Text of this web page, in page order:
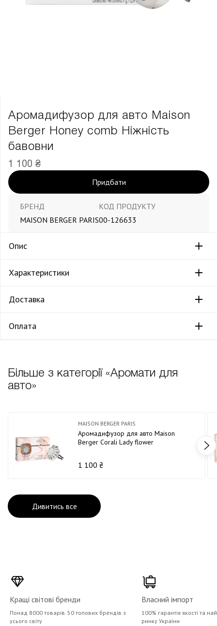
Аромадифузор для авто Maison
Berger Honey comb Ніжність
бавовни
1 100 ₴
Придбати
БРЕНД
MAISON BERGER PARIS
КОД ПРОДУКТУ
00-126633
Опис
Характеристики
Доставка
Оплата
Більше з категорії «Аромати для
авто»
MAISON BERGER PARIS
Аромадифузор для авто Maison
Berger Corali Lady flower
1 100 ₴
Дивитись все
Кращі світові бренди
Понад 8000 товарів. 50 топових брендів з
усього світу
Власний імпорт
100% гарантія якості та
ринку України